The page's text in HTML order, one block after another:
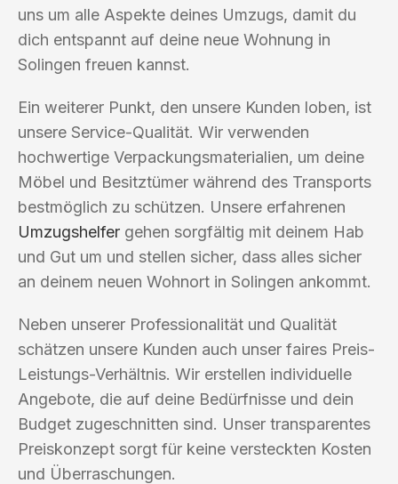
uns um alle Aspekte deines Umzugs, damit du
dich entspannt auf deine neue Wohnung in
Solingen freuen kannst.
Ein weiterer Punkt, den unsere Kunden loben, ist
unsere Service-Qualität. Wir verwenden
hochwertige Verpackungsmaterialien, um deine
Möbel und Besitztümer während des Transports
bestmöglich zu schützen. Unsere erfahrenen
Umzugshelfer gehen sorgfältig mit deinem Hab
und Gut um und stellen sicher, dass alles sicher
an deinem neuen Wohnort in Solingen ankommt.
Neben unserer Professionalität und Qualität
schätzen unsere Kunden auch unser faires Preis-
Leistungs-Verhältnis. Wir erstellen individuelle
Angebote, die auf deine Bedürfnisse und dein
Budget zugeschnitten sind. Unser transparentes
Preiskonzept sorgt für keine versteckten Kosten
und Überraschungen.